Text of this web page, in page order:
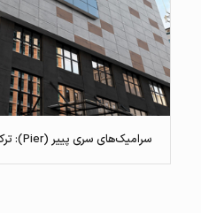
سرامیک‌های سری پییر (Pier): ترکیب ظرافت و تنوع